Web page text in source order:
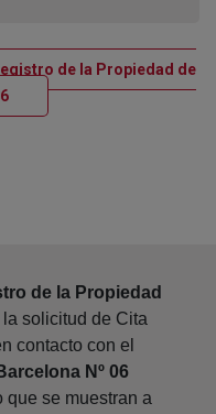
de la Propiedad de
Ventana nueva
de la Propiedad
la solicitud de Cita
contacto con el
Nº 06
que se muestran a